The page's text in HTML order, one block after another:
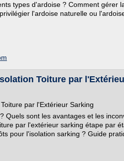
types d'ardoise ? Comment gérer
l'ardoise naturelle ou
Toiture par
par l'Extérieur Sarking
Quels sont les avantages et les
par l'extérieur sarking étape par
pour l'isolation sarking ? Guide